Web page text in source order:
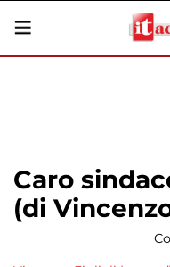
Caro
(di